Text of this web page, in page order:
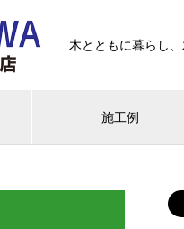
木とともに暮らし
施工例